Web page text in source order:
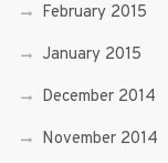
February 2015
January 2015
December 2014
November 2014